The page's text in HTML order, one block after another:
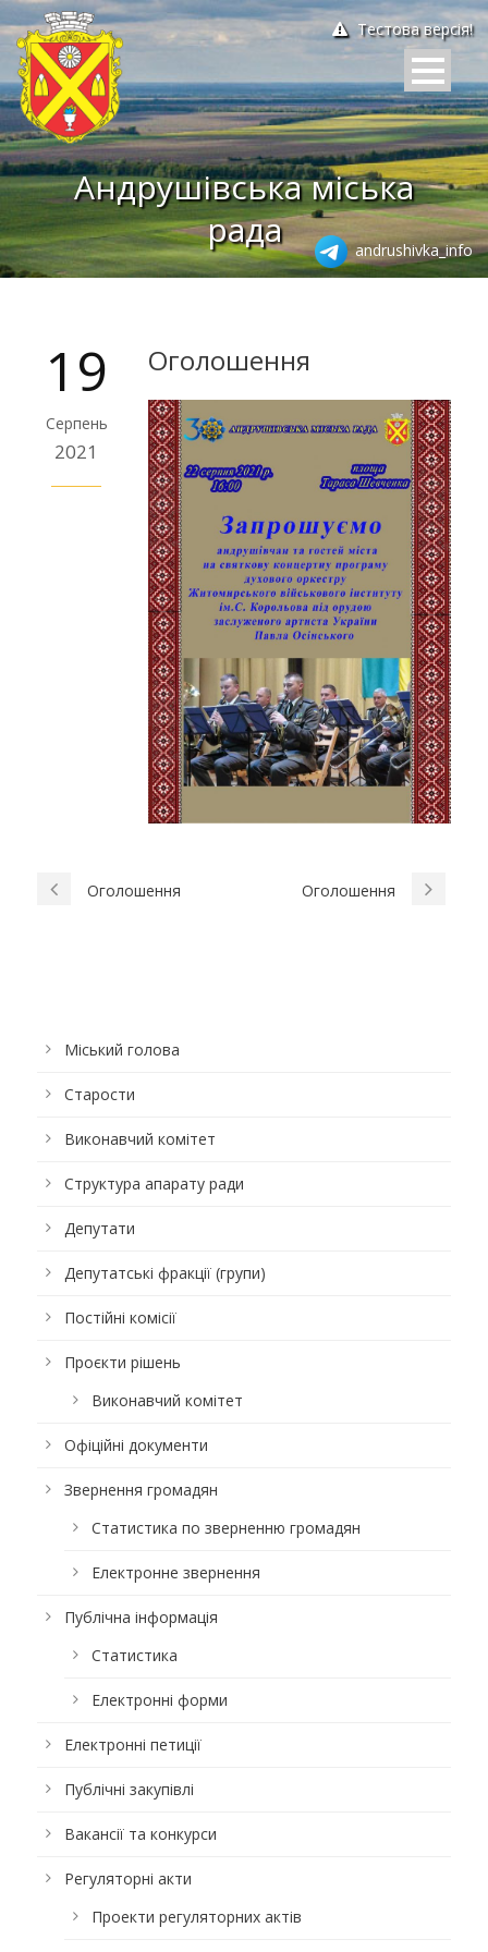
Тестова версія!
Андрушівська міська
рада
andrushivka_info
19
Серпень
2021
Оголошення
Оголошення Оголошення
Міський голова
Старости
Виконавчий комітет
Структура апарату ради
Депутати
Депутатські фракції (групи)
Постійні комісії
Проєкти рішень
Виконавчий комітет
Офіційні документи
Звернення громадян
Статистика по зверненню громадян
Електронне звернення
Публічна інформація
Статистика
Електронні форми
Електронні петиції
Публічні закупівлі
Вакансії та конкурси
Регуляторні акти
Проекти регуляторних актів